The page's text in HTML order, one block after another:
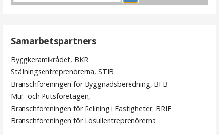
g
n
Samarbetspartners
Byggkeramikrådet, BKR
Ställningsentreprenörerna, STIB
Branschföreningen för Byggnadsberedning, BFB
Mur- och Putsföretagen,
Branschföreningen för Relining i Fastigheter, BRIF
Branschföreningen för Lösullentreprenörerna